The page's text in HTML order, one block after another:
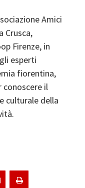
Amici
Crusca,
Firenze, in
esperti
fiorentina,
conoscere il
culturale della